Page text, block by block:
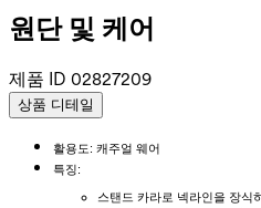
원단 및 케어
제품 ID 02827209
상품 디테일
활용도: 캐주얼 웨어
특징:
스탠드 카라로 넥라인을 장식